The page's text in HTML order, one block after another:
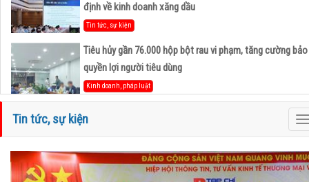
định về kinh doanh xăng dầu
Tin tức, sự kiện
Tiêu hủy gần 76.000 hộp bột rau vi phạm, tăng cường
quyền lợi người tiêu dùng
Kinh doanh, pháp luật
Hà Tĩnh và Petrovietnam thúc đẩy hợp tác phát triển
tâm công nghiệp - năng lượng sinh thái tại Vũng Áng
Hội nghị toàn quốc quán triệt và triển khai thực hiện Nghị
Tin tức, sự kiện